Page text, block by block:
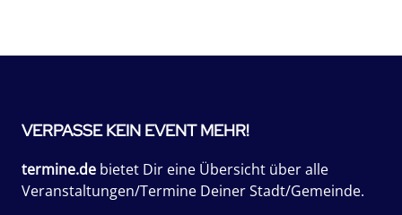
VERPASSE KEIN EVENT MEHR!
termine.de bietet Dir eine Übersicht über alle
Veranstaltungen/Termine Deiner Stadt/Gemeinde.